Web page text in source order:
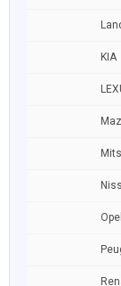
KIA
Opel